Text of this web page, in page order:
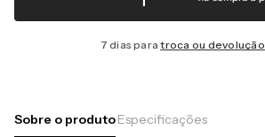
7 dias paratroca ou devolução
Sobre o produtoEspecificações